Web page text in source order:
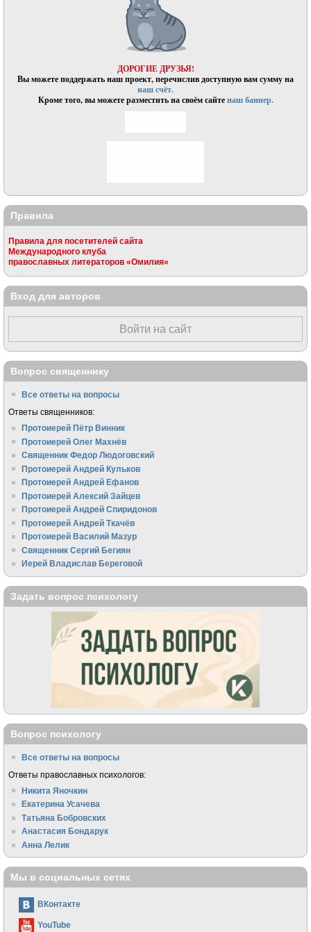
ДОРОГИЕ ДРУЗЬЯ!
Вы можете поддержать наш проект, перечислив доступную вам сумму на
наш счёт.
Кроме того, вы можете разместить на своём сайтенаш баннер.
Правила
Правила для посетителей сайта
Международного клуба
православных литераторов «Омилия»
Вход для авторов
Войти на сайт
Вопрос священнику
Все ответы на вопросы
Ответы священников:
Протоиерей Пётр Винник
Протоиерей Олег Махнёв
Священник Федор Людоговский
Протоиерей Андрей Кульков
Протоиерей Андрей Ефанов
Протоиерей Алексий Зайцев
Протоиерей Андрей Спиридонов
Протоиерей Андрей Ткачёв
Протоиерей Василий Мазур
Священник Сергий Бегиян
Иерей Владислав Береговой
Задать вопрос психологу
Вопрос психологу
Все ответы на вопросы
Ответы православных психологов:
Никита Яночкин
Екатерина Усачева
Татьяна Бобровских
Анастасия Бондарук
Анна Лелик
Мы в социальных сетях
ВКонтакте
YouTube